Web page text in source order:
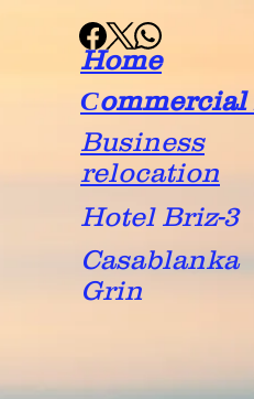
Home
Сommercial
Business
relocation
Hotel Briz-3
Casablanka
Grin